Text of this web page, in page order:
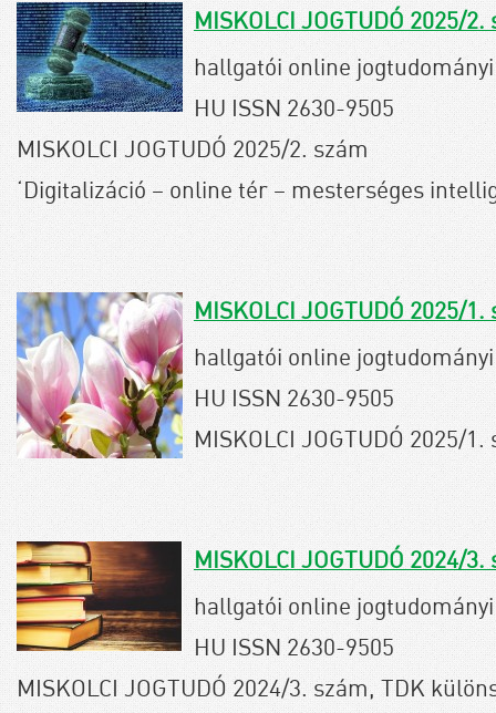
MISKOLCI JOGTUDÓ 2025/
hallgatói online
HU ISSN 2630-9505
MISKOLCI JOGTUDÓ 2025/2. szám
‘Digitalizáció – online tér – mesterséges
MISKOLCI JOGTUDÓ 2025/
hallgatói online
HU ISSN 2630-9505
MISKOLCI JOGTUDÓ 2025/
MISKOLCI JOGTUDÓ 2024/
hallgatói online
HU ISSN 2630-9505
MISKOLCI JOGTUDÓ 2024/3. szám, TDK